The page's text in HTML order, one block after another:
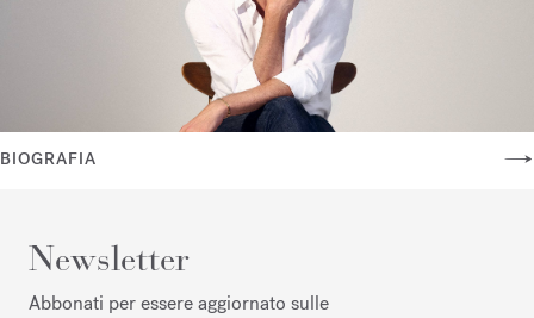
BIOGRAFIA
Newsletter
Abbonati per essere aggiornato sulle